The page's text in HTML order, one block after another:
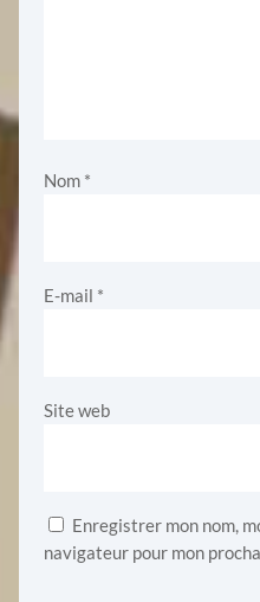
Nom *
E-mail *
Site web
Enregistrer mon nom,
navigateur pour mon